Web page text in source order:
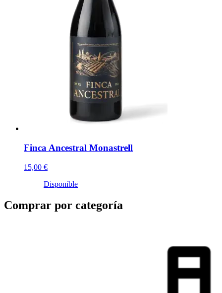
Finca Ancestral Monastrell
15,00 €
Disponible
Comprar por categoría